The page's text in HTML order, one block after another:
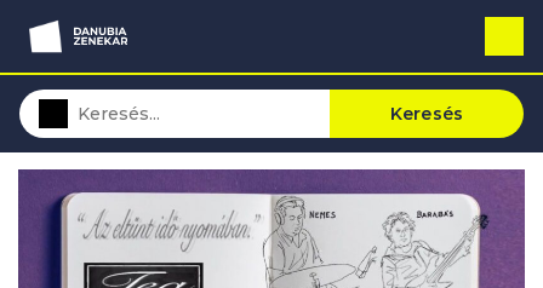
Keresés